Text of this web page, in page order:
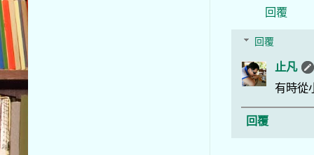
回覆
回覆
止凡
有時從
回覆